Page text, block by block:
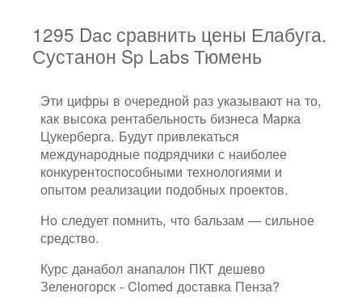
1295 Dac сравнить цены Елабуга.
Сустанон Sp Labs Тюмень
Эти цифры в очередной раз указывают на то,
как высока рентабельность бизнеса Марка
Цукерберга. Будут привлекаться
международные подрядчики с наиболее
конкурентоспособными технологиями и
опытом реализации подобных проектов.
Но следует помнить, что бальзам — сильное
средство.
Курс данабол анапалон ПКТ дешево
Зеленогорск - Clomed доставка Пенза?